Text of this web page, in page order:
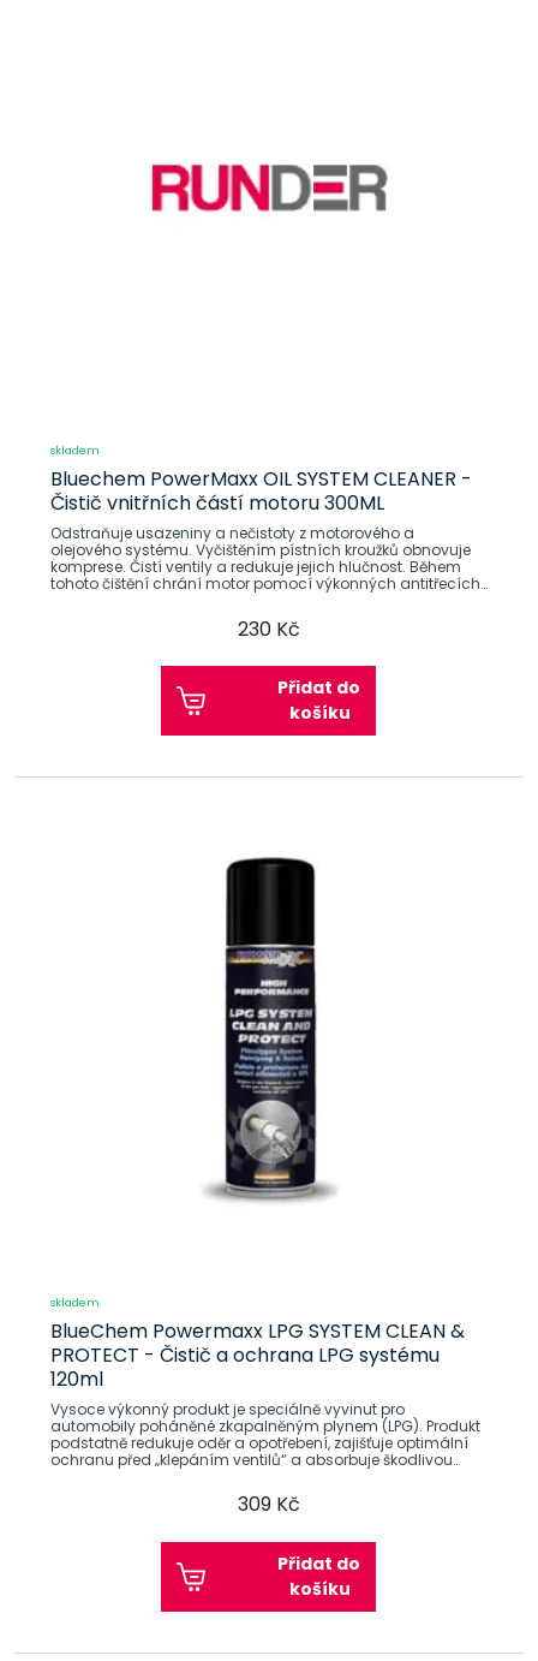
skladem
Bluechem PowerMaxx OIL SYSTEM CLEANER -
Čistič vnitřních částí motoru 300ML
Odstraňuje usazeniny a nečistoty z motorového a
olejového systému. Vyčištěním pístních kroužků obnovuje
komprese. Čistí ventily a redukuje jejich hlučnost. Během
tohoto čištění chrání motor pomocí výkonných antitřecích
230 Kč
Přidat do
košíku
skladem
BlueChem Powermaxx LPG SYSTEM CLEAN &
PROTECT - Čistič a ochrana LPG systému
120ml
Vysoce výkonný produkt je speciálně vyvinut pro
automobily poháněné zkapalněným plynem (LPG). Produkt
podstatně redukuje oděr a opotřebení, zajišťuje optimální
ochranu před „klepáním ventilů“ a absorbuje škodlivou
309 Kč
Přidat do
košíku